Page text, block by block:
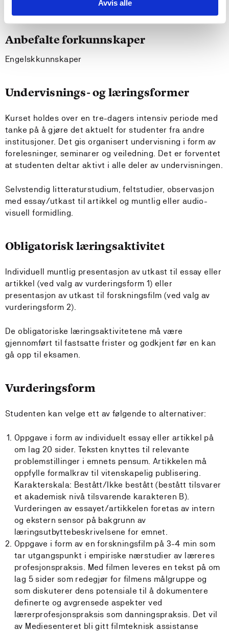
Avvis alle
Anbefalte forkunnskaper
Engelskkunnskaper
Undervisnings- og læringsformer
Kurset holdes over en tre-dagers intensiv periode med
tanke på å gjøre det aktuelt for studenter fra andre
institusjoner. Det gis organisert undervisning i form av
forelesninger, seminarer og veiledning. Det er forventet
at studenten deltar aktivt i alle deler av undervisningen.
Selvstendig litteraturstudium, feltstudier, observasjon
med essay/utkast til artikkel og muntlig eller audio-
visuell formidling.
Obligatorisk læringsaktivitet
Individuell muntlig presentasjon av utkast til essay eller
artikkel (ved valg av vurderingsform 1) eller
presentasjon av utkast til forskningsfilm (ved valg av
vurderingsform 2).
De obligatoriske læringsaktivitetene må være
gjennomført til fastsatte frister og godkjent før en kan
gå opp til eksamen.
Vurderingsform
Studenten kan velge ett av følgende to alternativer:
Oppgave i form av individuelt essay eller artikkel på
om lag 20 sider. Teksten knyttes til relevante
problemstillinger i emnets pensum. Artikkelen må
oppfylle formalkrav til vitenskapelig publisering.
Karakterskala: Bestått/Ikke bestått (bestått tilsvarer
et akademisk nivå tilsvarende karakteren B).
Vurderingen av essayet/artikkelen foretas av intern
og ekstern sensor på bakgrunn av
læringsutbyttebeskrivelsene for emnet.
Oppgave i form av en forskningsfilm på 3-4 min som
tar utgangspunkt i empiriske nærstudier av læreres
profesjonspraksis. Med filmen leveres en tekst på om
lag 5 sider som redegjør for filmens målgruppe og
som diskuterer dens potensiale til å dokumentere
definerte og avgrensede aspekter ved
lærerprofesjonspraksis som danningspraksis. Det vil
av Mediesenteret bli gitt filmteknisk assistanse